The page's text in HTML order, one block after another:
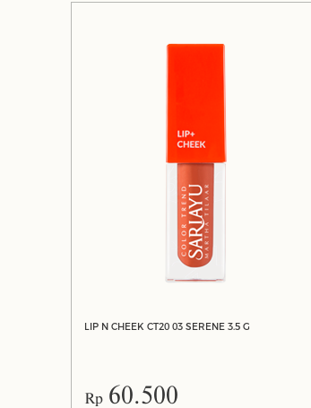
LIP N CHEEK CT20 03 SERENE 3.5 G
Rp 60.500